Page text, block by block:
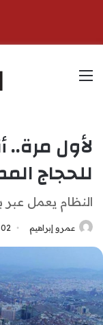
القائمة
لأول
للحجاج
النظام يعمل
عمرو إبراهيم